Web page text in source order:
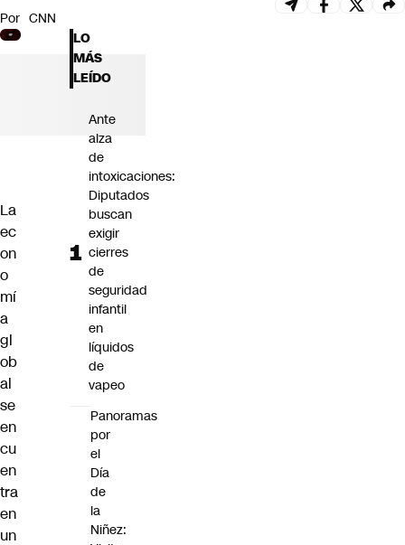
Por CNN
La
ec
on
o
mí
a
gl
ob
al
se
en
cu
en
tra
en
un
LO
MÁS
LEÍDO
Ante
alza
de
intoxicaciones:
Diputados
buscan
exigir
cierres
de
seguridad
infantil
en
líquidos
de
vapeo
Panoramas
por
el
Día
de
la
Niñez: